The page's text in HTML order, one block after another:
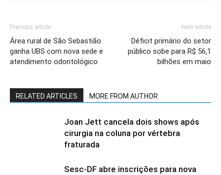
Previous article
Área rural de São Sebastião
ganha UBS com nova sede e
atendimento odontológico
Next article
Déficit primário do setor
público sobe para R$ 56,1
bilhões em maio
RELATED ARTICLES MORE FROM AUTHOR
Joan Jett cancela dois shows após
cirurgia na coluna por vértebra
fraturada
Sesc-DF abre inscrições para nova